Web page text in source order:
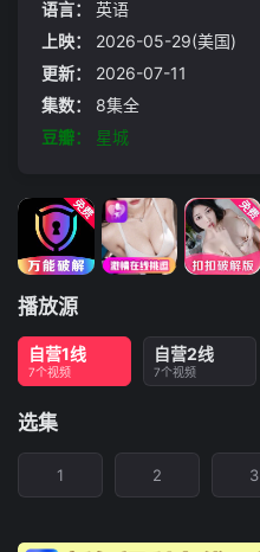
语言：
英语
上映：
2026-05-29(美国)
更新：
2026-07-11
集数：
8集全
豆瓣：
星城
播放源
自营1线
7个视频
自营2线
7个视频
选集
1 2 3